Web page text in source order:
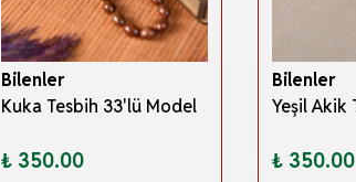
Bilenler
Kuka Tesbih 33'lü Model
₺ 350.00
Bilenler
₺ 350.00